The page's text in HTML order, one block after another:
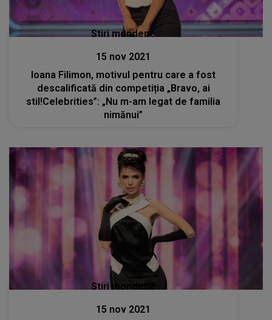
Stiri mondene
15 nov 2021
Ioana Filimon, motivul pentru care a fost
descalificată din competiția „Bravo, ai
stil!Celebrities”: „Nu m-am legat de familia
nimănui”
Stiri mondene
15 nov 2021